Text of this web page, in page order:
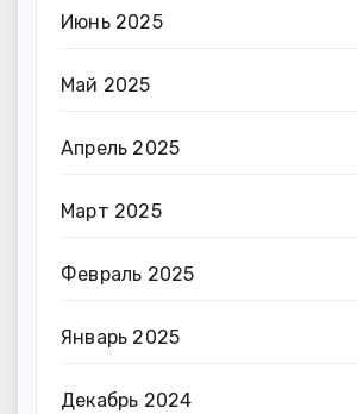
Июнь 2025
Май 2025
Апрель 2025
Март 2025
Февраль 2025
Январь 2025
Декабрь 2024